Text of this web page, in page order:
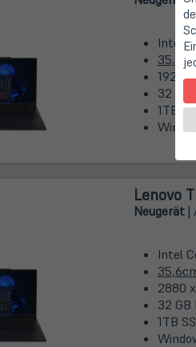
Intel
1920
32
1TB
Lenovo
Neugerät|
Intel
2880
32
1TB